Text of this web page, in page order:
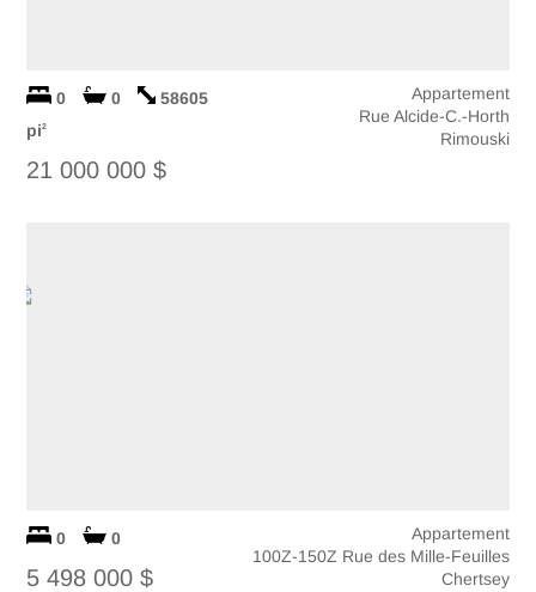
0 0
58605
pi2
21 000 000 $
Appartement
Rue Alcide-C.-Horth
Rimouski
0 0
5 498 000 $
Appartement
100Z-150Z Rue des Mille-Feuilles
Chertsey